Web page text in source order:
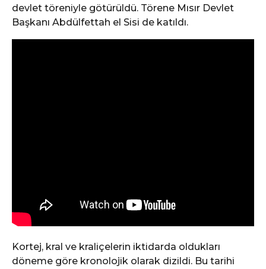
devlet töreniyle götürüldü. Törene Mısır Devlet
Başkanı Abdülfettah el Sisi de katıldı.
Kortej, kral ve kraliçelerin iktidarda oldukları
döneme göre kronolojik olarak dizildi. Bu tarihi